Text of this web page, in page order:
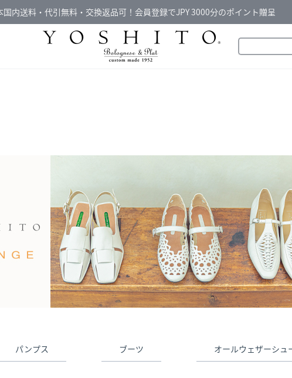
国内送料・代引無料・交換返品可！会員登録でJPY 3000分のポイント贈呈
パンプス ブーツ オールウェザーシュ